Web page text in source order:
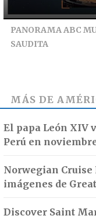
PANORAMA ABC
SAUDITA
MÁS DE
El papa León XIV
Perú en
Norwegian
imágenes de
Discover Saint